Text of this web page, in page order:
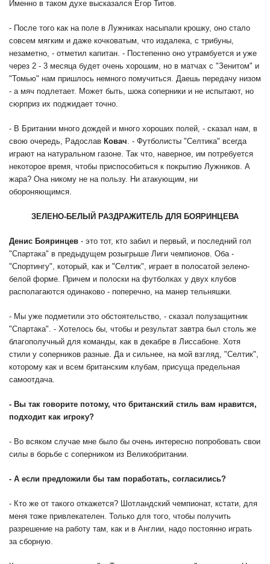
Именно в таком духе высказался Егор Титов.
- После того как на поле в Лужниках насыпали крошку, оно стало
совсем мягким и даже кочковатым, что издалека, с трибуны,
незаметно, - отметил капитан. - Постепенно оно утрамбуется и уже
через 2 - 3 месяца будет очень хорошим, но в матчах с "Зенитом" и
"Томью" нам пришлось немного помучиться. Даешь передачу низом
- а мяч подлетает. Может быть, шока соперники и не испытают, но
сюрприз их поджидает точно.
- В Британии много дождей и много хороших полей, - сказал нам, в
свою очередь, Радослав Ковач. - Футболисты "Селтика" всегда
играют на натуральном газоне. Так что, наверное, им потребуется
некоторое время, чтобы приспособиться к покрытию Лужников. А
жара? Она никому не на пользу. Ни атакующим, ни
обороняющимся.
ЗЕЛЕНО-БЕЛЫЙ РАЗДРАЖИТЕЛЬ ДЛЯ БОЯРИНЦЕВА
Денис Бояринцев - это тот, кто забил и первый, и последний гол
"Спартака" в предыдущем розыгрыше Лиги чемпионов. Оба -
"Спортингу", который, как и "Селтик", играет в полосатой зелено-
белой форме. Причем и полоски на футболках у двух клубов
располагаются одинаково - поперечно, на манер тельняшки.
- Мы уже подметили это обстоятельство, - сказал полузащитник
"Спартака". - Хотелось бы, чтобы и результат завтра был столь же
благополучный для команды, как в декабре в Лиссабоне. Хотя
стили у соперников разные. Да и сильнее, на мой взгляд, "Селтик",
которому как и всем британским клубам, присуща предельная
самоотдача.
- Вы так говорите потому, что британский стиль вам нравится,
подходит как игроку?
- Во всяком случае мне было бы очень интересно попробовать свои
силы в борьбе с соперником из Великобритании.
- А если предложили бы там поработать, согласились?
- Кто же от такого откажется? Шотландский чемпионат, кстати, для
меня тоже привлекателен. Только для того, чтобы получить
разрешение на работу там, как и в Англии, надо постоянно играть
за сборную.